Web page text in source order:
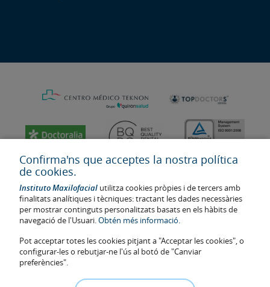
Última actualització: 2023
Num. d'autorització de centre sanitari: E08646940
Confirma'ns que acceptes la nostra política
de cookies.
Instituto Maxilofacial utilitza cookies pròpies i de tercers amb
finalitats analítiques i tècniques: tractant les dades necessàries
per mostrar continguts personalitzats basats en els hàbits de
navegació de l'Usuari.Obtén més informació.
Pot acceptar totes les cookies pitjant a "Acceptar les cookies", o
configurar-les o rebutjar-ne l'ús al botó de "Canviar
preferències".